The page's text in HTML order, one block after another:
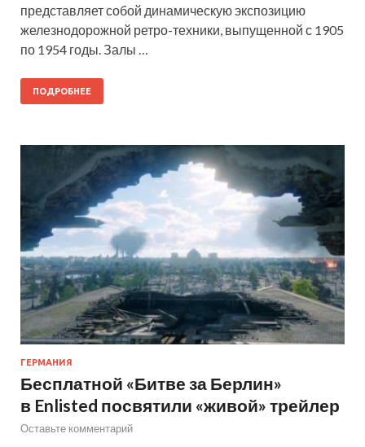
представляет собой динамическую экспозицию
железнодорожной ретро-техники, выпущенной с 1905
по 1954 годы. Залы …
ПОДРОБНЕЕ
ГЕРМАНИЯ
Бесплатной «‎Битве за Берлин»
в Enlisted посвятили «живой» трейлер
Оставьте комментарий